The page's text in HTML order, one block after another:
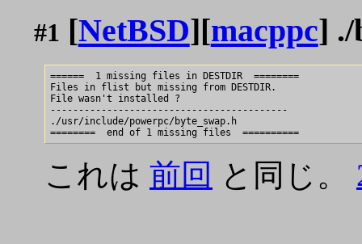
#1 [NetBSD][macppc] ./
======  1 missing files in DESTDIR  ========
Files in flist but missing from DESTDIR.
File wasn't installed ?
------------------------------------------
./usr/include/powerpc/byte_swap.h
これは 前回 と同じ。